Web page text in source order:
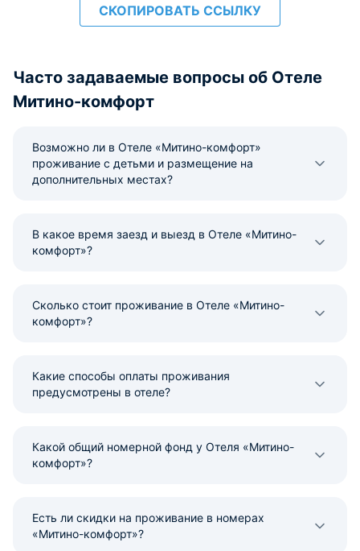
СКОПИРОВАТЬ ССЫЛКУ
Часто задаваемые вопросы об Отеле
Митино-комфорт
Возможно ли в Отеле «Митино-комфорт»
проживание с детьми и размещение на
дополнительных местах?
В какое время заезд и выезд в Отеле «Митино-
комфорт»?
Сколько стоит проживание в Отеле «Митино-
комфорт»?
Какие способы оплаты проживания
предусмотрены в отеле?
Какой общий номерной фонд у Отеля «Митино-
комфорт»?
Есть ли скидки на проживание в номерах
«Митино-комфорт»?